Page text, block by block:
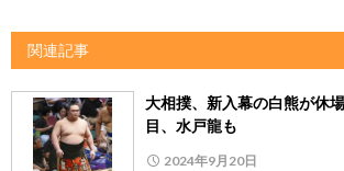
関連記事
大相撲、新入幕の白熊が休
目、水戸龍も
2024年9月20日